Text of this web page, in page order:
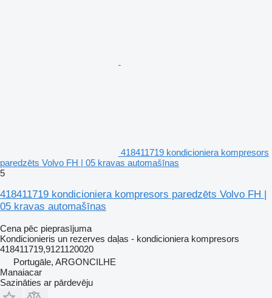
418411719 kondicioniera kompresors
paredzēts Volvo FH | 05 kravas automašīnas
5
418411719 kondicioniera kompresors paredzēts Volvo FH |
05 kravas automašīnas
Cena pēc pieprasījuma
Kondicionieris un rezerves daļas - kondicioniera kompresors
418411719,9121120020
Portugāle, ARGONCILHE
Manaiacar
Sazināties ar pārdevēju